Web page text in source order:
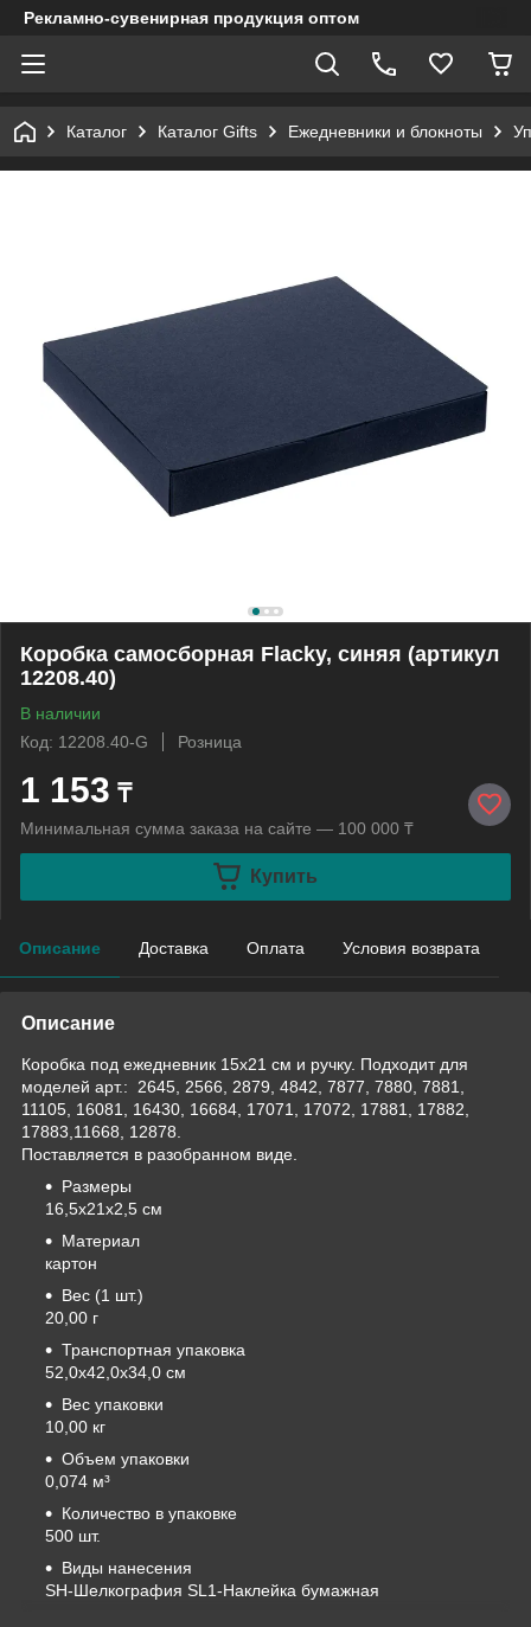
Рекламно-сувенирная продукция оптом
Каталог Каталог Gifts Ежедневники и блокноты
Коробка самосборная Flacky, синяя (артикул
12208.40)
В наличии
Код: 12208.40-G
Розница
1 153 ₸
Минимальная сумма заказа на сайте — 100 000 ₸
Купить
Описание Доставка Оплата Условия возврата
Описание
Коробка под ежедневник 15х21 см и ручку. Подходит для
моделей арт.: 2645, 2566, 2879, 4842, 7877, 7880, 7881,
11105, 16081, 16430, 16684, 17071, 17072, 17881, 17882,
17883,11668, 12878.
Поставляется в разобранном виде.
Размеры
16,5х21х2,5 см
Материал
картон
Вес (1 шт.)
20,00 г
Транспортная упаковка
52,0x42,0x34,0 см
Вес упаковки
10,00 кг
Объем упаковки
0,074 м³
Количество в упаковке
500 шт.
Виды нанесения
SH-Шелкография SL1-Наклейка бумажная